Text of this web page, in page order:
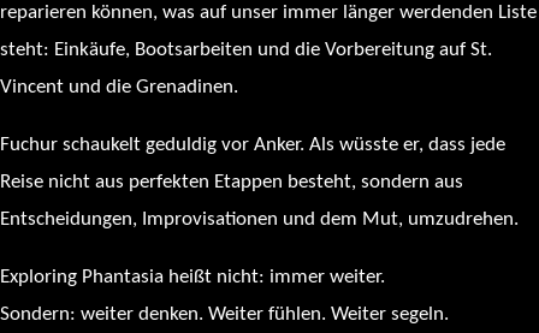
reparieren können, was auf unser immer länger werdenden Liste
steht: Einkäufe, Bootsarbeiten und die Vorbereitung auf St.
Vincent und die Grenadinen.
Fuchur schaukelt geduldig vor Anker. Als wüsste er, dass jede
Reise nicht aus perfekten Etappen besteht, sondern aus
Entscheidungen, Improvisationen und dem Mut, umzudrehen.
Exploring Phantasia heißt nicht: immer weiter.
Sondern: weiter denken. Weiter fühlen. Weiter segeln.